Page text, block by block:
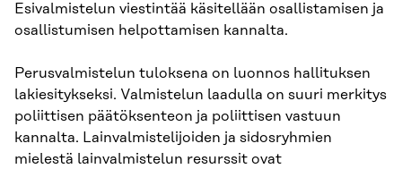
Esivalmistelun viestintää käsitellään osallistamisen ja
osallistumisen helpottamisen kannalta.
Perusvalmistelun tuloksena on luonnos hallituksen
lakiesitykseksi. Valmistelun laadulla on suuri merkitys
poliittisen päätöksenteon ja poliittisen vastuun
kannalta. Lainvalmistelijoiden ja sidosryhmien
mielestä lainvalmistelun resurssit ovat